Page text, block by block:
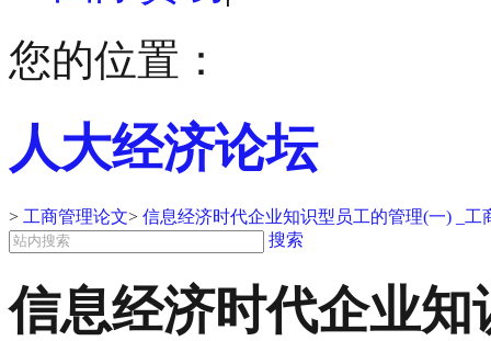
您的位置：
人大经济论坛
> 工商管理论文> 信息经济时代企业知识型员工的管理(一) _工
搜索
信息经济时代企业